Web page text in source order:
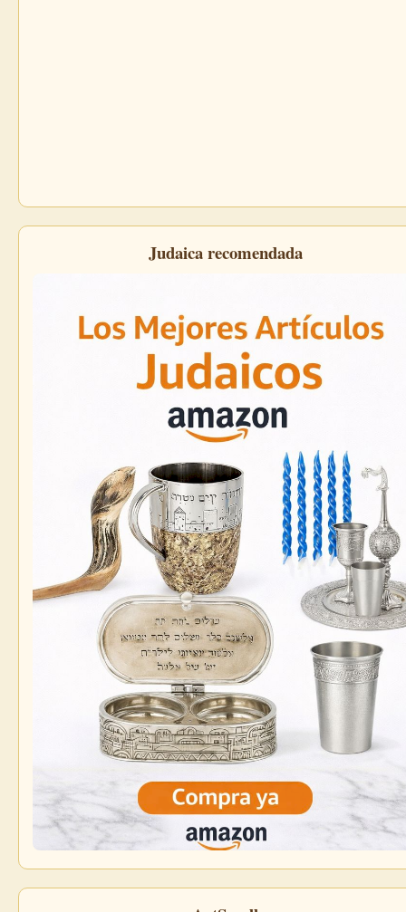
Judaica recomendada